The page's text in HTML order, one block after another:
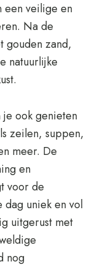
een veilige en
Na de
gouden zand,
natuurlijke
je ook genieten
zeilen, suppen,
meer. De
en
voor de
uniek en vol
uitgerust met
nog